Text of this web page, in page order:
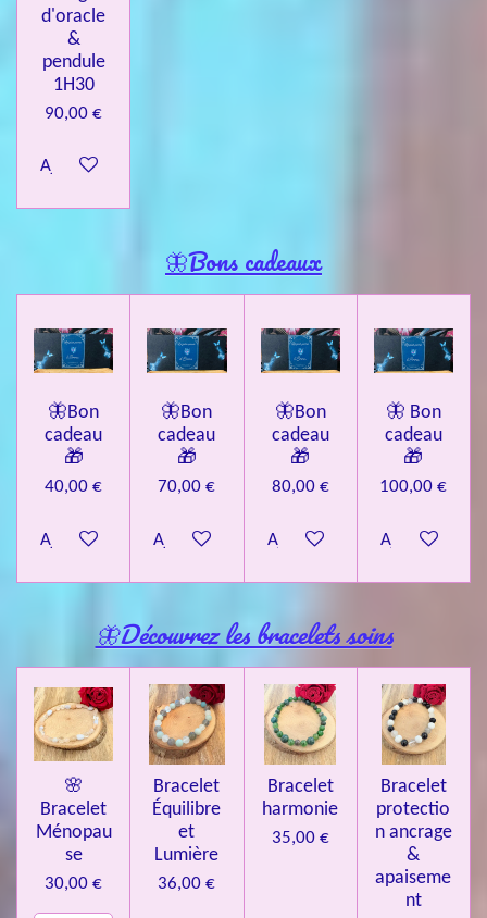
d'oracle
&
pendule
1H30
90,00 €
Ajouter au panier
🦋Bons cadeaux
🦋Bon
cadeau
🎁
40,00 €
Ajouter au panier
🦋Bon
cadeau
🎁
70,00 €
Ajouter au panier
🦋Bon
cadeau
🎁
80,00 €
Ajouter au panier
🦋 Bon
cadeau
🎁
100,00 €
Ajouter au
🦋Découvrez les bracelets soins
🌸
Bracelet
Ménopau
se
30,00 €
Bracelet
Équilibre
et
Lumière
36,00 €
Bracelet
harmonie
35,00 €
Bracelet
protectio
n ancrage
&
apaiseme
nt